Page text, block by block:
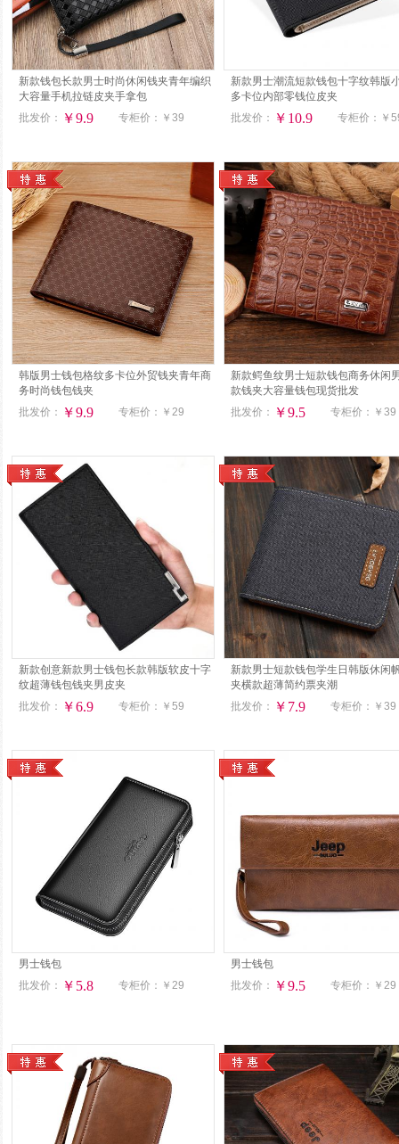
新款钱包长款男士时尚休闲钱夹青年编织
大容量手机拉链皮夹手拿包
批发价：
￥9.9 专柜价： ￥39
新款男士潮流短款钱包十字纹韩版
多卡位内部零钱位皮夹
批发价：
￥10.9 专柜价： ￥
韩版男士钱包格纹多卡位外贸钱夹青年商
务时尚钱包钱夹
批发价：
￥9.9 专柜价： ￥29
新款鳄鱼纹男士短款钱包商务休闲
款钱夹大容量钱包现货批发
批发价：
￥9.5 专柜价： ￥39
新款创意新款男士钱包长款韩版软皮十字
纹超薄钱包钱夹男皮夹
批发价：
￥6.9 专柜价： ￥59
新款男士短款钱包学生日韩版休闲
夹横款超薄简约票夹潮
批发价：
￥7.9 专柜价： ￥39
男士钱包
批发价：
￥5.8 专柜价： ￥29
男士钱包
批发价：
￥9.5 专柜价： ￥29